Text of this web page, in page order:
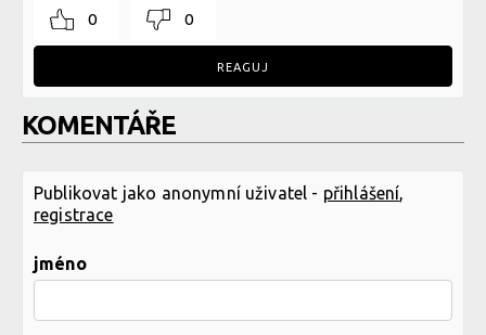
0 0
REAGUJ
KOMENTÁŘE
Publikovat jako anonymní uživatel - přihlášení,
registrace
jméno